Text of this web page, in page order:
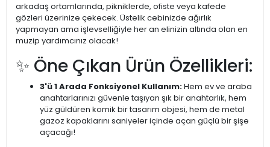
arkadaş ortamlarında, pikniklerde, ofiste veya kafede
gözleri üzerinize çekecek. Üstelik cebinizde ağırlık
yapmayan ama işlevselliğiyle her an elinizin altında olan en
muzip yardımcınız olacak!
✨ Öne Çıkan Ürün Özellikleri:
3'ü 1 Arada Fonksiyonel Kullanım:Hem ev ve araba
anahtarlarınızı güvenle taşıyan şık bir anahtarlık, hem
yüz güldüren komik bir tasarım objesi, hem de metal
gazoz kapaklarını saniyeler içinde açan güçlü bir şişe
açacağı!